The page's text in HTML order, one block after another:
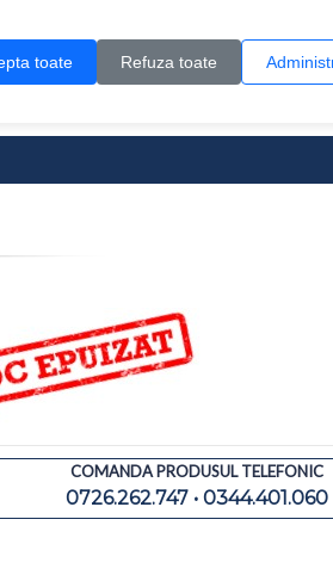
toate Refuza toate
COMANDA PRODUSUL TELEFONIC
0726.262.747 • 0344.401.060